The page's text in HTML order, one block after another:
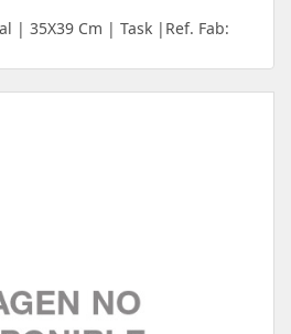
| 35X39 Cm | Task |Ref. Fab: